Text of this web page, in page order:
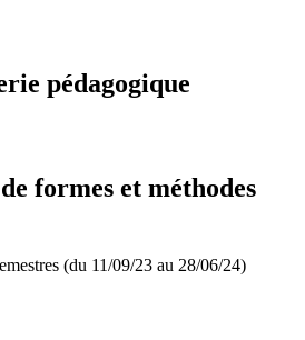
pédagogique
formes et méthodes
(du 11/09/23 au 28/06/24)